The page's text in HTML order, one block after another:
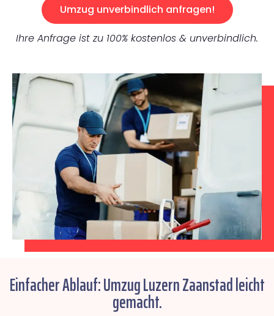
Umzug unverbindlich anfragen!
Ihre Anfrage ist zu 100% kostenlos & unverbindlich.
Einfacher Ablauf: Umzug Luzern Zaanstad leicht
gemacht.